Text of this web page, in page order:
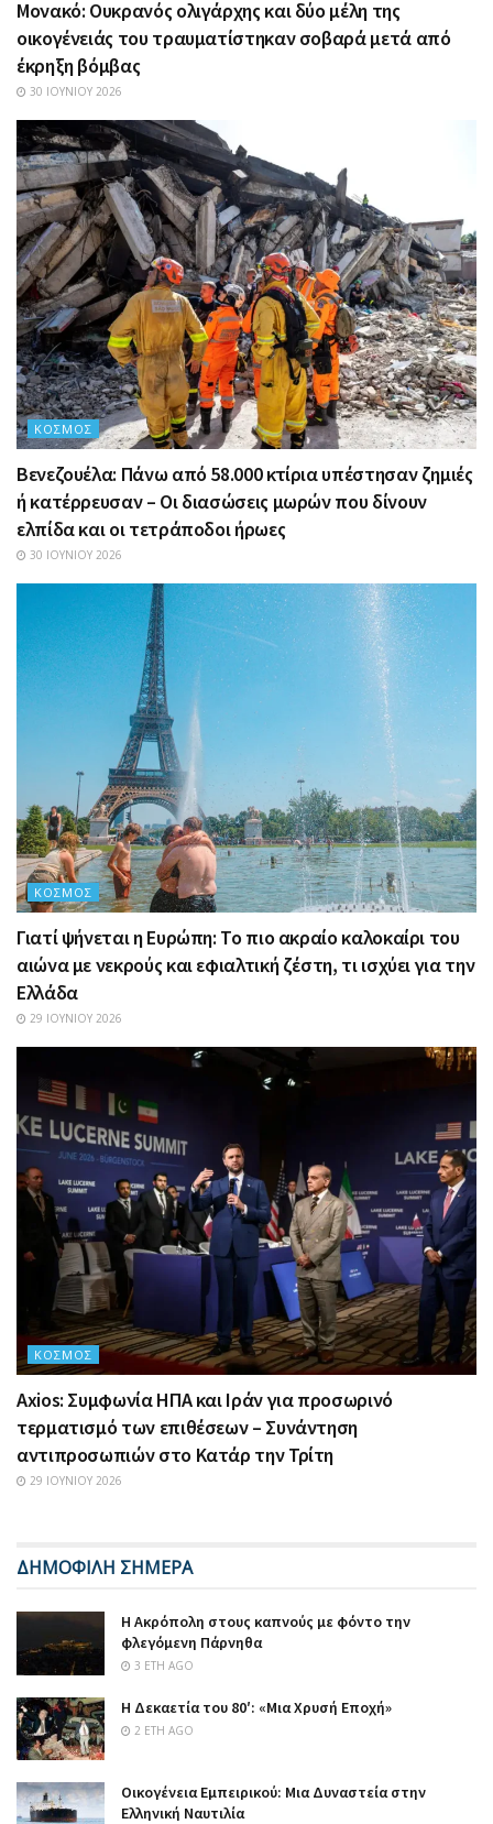
Μονακό: Ουκρανός ολιγάρχης και δύο μέλη της
οικογένειάς του τραυματίστηκαν σοβαρά μετά από
έκρηξη βόμβας
30 ΙΟΥΝΊΟΥ 2026
ΚΌΣΜΟΣ
Βενεζουέλα: Πάνω από 58.000 κτίρια υπέστησαν ζημιές
ή κατέρρευσαν – Οι διασώσεις μωρών που δίνουν
ελπίδα και οι τετράποδοι ήρωες
30 ΙΟΥΝΊΟΥ 2026
ΚΌΣΜΟΣ
Γιατί ψήνεται η Ευρώπη: Το πιο ακραίο καλοκαίρι του
αιώνα με νεκρούς και εφιαλτική ζέστη, τι ισχύει για την
Ελλάδα
29 ΙΟΥΝΊΟΥ 2026
ΚΌΣΜΟΣ
Axios: Συμφωνία ΗΠΑ και Ιράν για προσωρινό
τερματισμό των επιθέσεων – Συνάντηση
αντιπροσωπιών στο Κατάρ την Τρίτη
29 ΙΟΥΝΊΟΥ 2026
ΔΗΜΟΦΙΛΗ ΣΗΜΕΡΑ
Η Ακρόπολη στους καπνούς με φόντο την
φλεγόμενη Πάρνηθα
3 ΈΤΗ AGO
Η Δεκαετία του 80′: «Μια Χρυσή Εποχή»
2 ΈΤΗ AGO
Οικογένεια Εμπειρικού: Μια Δυναστεία στην
Ελληνική Ναυτιλία